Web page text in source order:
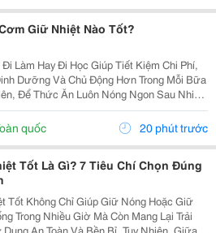
Giữ Nhiệt Nào Tốt?
Làm Hay Đi Học Giúp Tiết Kiệm Chi Phí,
Dưỡng Và Chủ Động Hơn Trong Mỗi Bữa
Để Thức Ăn Luôn Nóng Ngon Sau Nhiều
Chọn Một Chiếc Hộp Cơm Giữ Nhiệt Nào
Rất Quan Trọng. Bài Viết Dưới Đây Sẽ...
quốc 20 phút trước
Tốt Là Gì? 7 Tiêu Chí Chọn Đúng
Tốt Không Chỉ Giúp Giữ Nóng Hoặc Giữ
Trong Nhiều Giờ Mà Còn Mang Lại Trải
An Toàn Và Bền Bỉ. Tuy Nhiên, Giữa